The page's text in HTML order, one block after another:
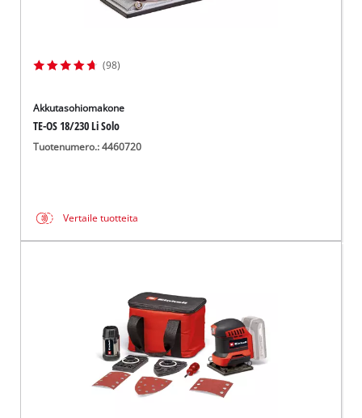
(98)
Akkutasohiomakone
TE-OS 18/230 Li Solo
Tuotenumero.: 4460720
Vertaile tuotteita